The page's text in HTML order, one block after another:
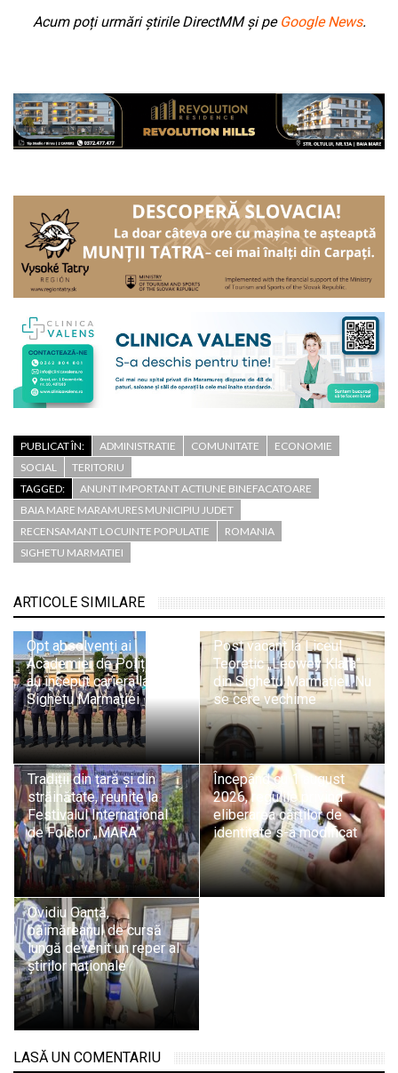
Acum poți urmări știrile DirectMM și pe Google News.
PUBLICAT ÎN: ADMINISTRATIE COMUNITATE
ECONOMIE
SOCIAL
TERITORIU
TAGGED:
ANUNT IMPORTANT ACTIUNE BINEFACATOARE
BAIA MARE MARAMURES MUNICIPIU JUDET
RECENSAMANT LOCUINTE POPULATIE
ROMANIA
SIGHETU MARMATIEI
ARTICOLE SIMILARE
Opt absolvenți ai
Academiei de Poliție și-
au început cariera la ITPF
Sighetu Marmației
Post vacant la Liceul
Teoretic „Leowey Klara”
din Sighetu Marmației. Nu
se cere vechime
Tradiții din țară și din
străinătate, reunite la
Festivalul Internațional
de Folclor „MARA”
Începând cu 1 august
2026, regulile privind
eliberarea cărților de
identitate s-a modificat
Ovidiu Oanță,
băimăreanul de cursă
lungă devenit un reper al
știrilor naționale
LASĂ UN COMENTARIU